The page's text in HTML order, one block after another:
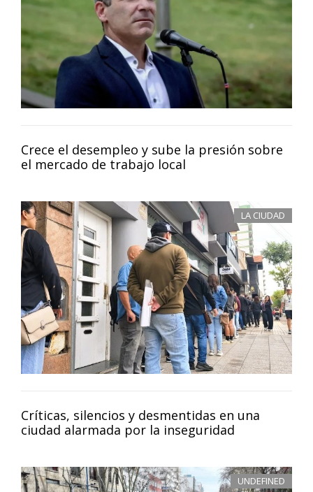
Crece el desempleo y sube la presión sobre
el mercado de trabajo local
LA CIUDAD
Críticas, silencios y desmentidas en una
ciudad alarmada por la inseguridad
UNDEFINED